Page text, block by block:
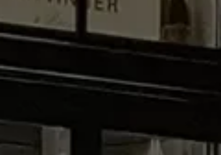
Tjenester
Kontakt